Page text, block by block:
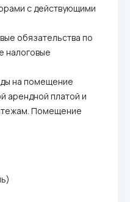
с действующими
обязательства по
налоговые
на помещение
арендной платой и
Помещение